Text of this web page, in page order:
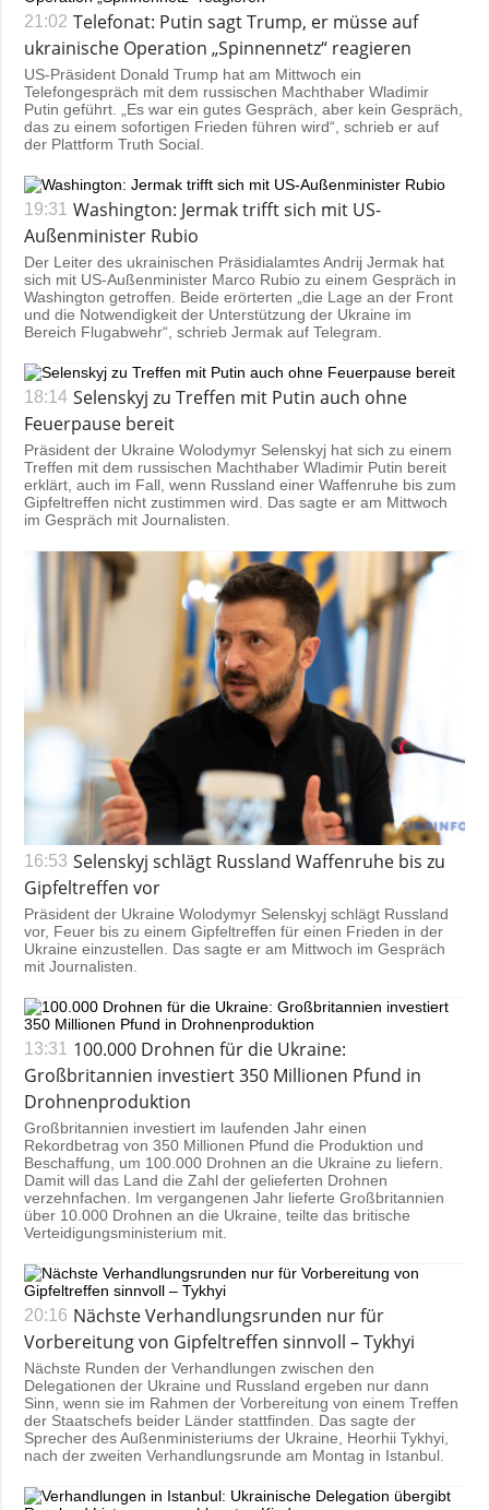
21:02 Telefonat: Putin sagt Trump, er müsse auf
ukrainische Operation „Spinnennetz“ reagieren
US-Präsident Donald Trump hat am Mittwoch ein
Telefongespräch mit dem russischen Machthaber Wladimir
Putin geführt. „Es war ein gutes Gespräch, aber kein Gespräch,
das zu einem sofortigen Frieden führen wird“, schrieb er auf
der Plattform Truth Social.
19:31
Washington: Jermak trifft sich mit US-
Außenminister Rubio
Der Leiter des ukrainischen Präsidialamtes Andrij Jermak hat
sich mit US-Außenminister Marco Rubio zu einem Gespräch in
Washington getroffen. Beide erörterten „die Lage an der Front
und die Notwendigkeit der Unterstützung der Ukraine im
Bereich Flugabwehr“, schrieb Jermak auf Telegram.
18:14 Selenskyj zu Treffen mit Putin auch ohne
Feuerpause bereit
Präsident der Ukraine Wolodymyr Selenskyj hat sich zu einem
Treffen mit dem russischen Machthaber Wladimir Putin bereit
erklärt, auch im Fall, wenn Russland einer Waffenruhe bis zum
Gipfeltreffen nicht zustimmen wird. Das sagte er am Mittwoch
im Gespräch mit Journalisten.
16:53 Selenskyj schlägt Russland Waffenruhe bis zu
Gipfeltreffen vor
Präsident der Ukraine Wolodymyr Selenskyj schlägt Russland
vor, Feuer bis zu einem Gipfeltreffen für einen Frieden in der
Ukraine einzustellen. Das sagte er am Mittwoch im Gespräch
mit Journalisten.
13:31
100.000 Drohnen für die Ukraine:
Großbritannien investiert 350 Millionen Pfund in
Drohnenproduktion
Großbritannien investiert im laufenden Jahr einen
Rekordbetrag von 350 Millionen Pfund die Produktion und
Beschaffung, um 100.000 Drohnen an die Ukraine zu liefern.
Damit will das Land die Zahl der gelieferten Drohnen
verzehnfachen. Im vergangenen Jahr lieferte Großbritannien
über 10.000 Drohnen an die Ukraine, teilte das britische
Verteidigungsministerium mit.
20:16 Nächste Verhandlungsrunden nur für
Vorbereitung von Gipfeltreffen sinnvoll – Tykhyi
Nächste Runden der Verhandlungen zwischen den
Delegationen der Ukraine und Russland ergeben nur dann
Sinn, wenn sie im Rahmen der Vorbereitung von einem Treffen
der Staatschefs beider Länder stattfinden. Das sagte der
Sprecher des Außenministeriums der Ukraine, Heorhii Tykhyi,
nach der zweiten Verhandlungsrunde am Montag in Istanbul.